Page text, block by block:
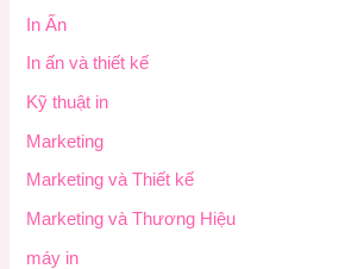
In Ấn
In ấn và thiết kế
Kỹ thuật in
Marketing
Marketing và Thiết kế
Marketing và Thương Hiệu
máy in